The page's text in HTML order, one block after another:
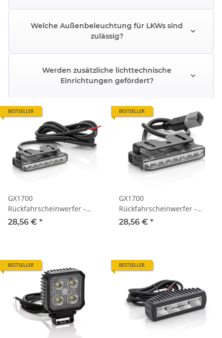
Welche Außenbeleuchtung für LKWs sind
zulässig?
Werden zusätzliche lichttechnische
Einrichtungen gefördert?
BESTSELLER
GX1700
Rückfahrscheinwerfer -
extra flach - 1700lm -
28,56 € *
BESTSELLER
GX1700
Rückfahrscheinwerfer -
extra flach - 1700lm -
28,56 € *
BESTSELLER BESTSELLER